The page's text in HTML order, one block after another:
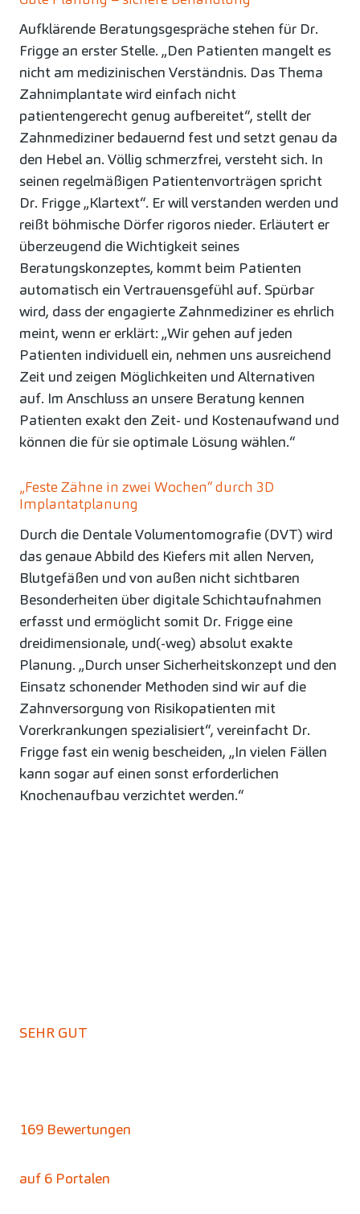
Aufklärende Beratungsgespräche stehen für Dr.
Frigge an erster Stelle. „Den Patienten mangelt es
nicht am medizinischen Verständnis. Das Thema
Zahnimplantate wird einfach nicht
patientengerecht genug aufbereitet“, stellt der
Zahnmediziner bedauernd fest und setzt genau da
den Hebel an. Völlig schmerzfrei, versteht sich. In
seinen regelmäßigen Patientenvorträgen spricht
Dr. Frigge „Klartext“. Er will verstanden werden und
reißt böhmische Dörfer rigoros nieder. Erläutert er
überzeugend die Wichtigkeit seines
Beratungskonzeptes, kommt beim Patienten
automatisch ein Vertrauensgefühl auf. Spürbar
wird, dass der engagierte Zahnmediziner es ehrlich
meint, wenn er erklärt: „Wir gehen auf jeden
Patienten individuell ein, nehmen uns ausreichend
Zeit und zeigen Möglichkeiten und Alternativen
auf. Im Anschluss an unsere Beratung kennen
Patienten exakt den Zeit- und Kostenaufwand und
können die für sie optimale Lösung wählen.“
„Feste Zähne in zwei Wochen“ durch 3D
Implantatplanung
Durch die Dentale Volumentomografie (DVT) wird
das genaue Abbild des Kiefers mit allen Nerven,
Blutgefäßen und von außen nicht sichtbaren
Besonderheiten über digitale Schichtaufnahmen
erfasst und ermöglicht somit Dr. Frigge eine
dreidimensionale, und(-weg) absolut exakte
Planung. „Durch unser Sicherheitskonzept und den
Einsatz schonender Methoden sind wir auf die
Zahnversorgung von Risikopatienten mit
Vorerkrankungen spezialisiert“, vereinfacht Dr.
Frigge fast ein wenig bescheiden, „In vielen Fällen
kann sogar auf einen sonst erforderlichen
Knochenaufbau verzichtet werden.“
SEHR GUT
169 Bewertungen
auf 6 Portalen